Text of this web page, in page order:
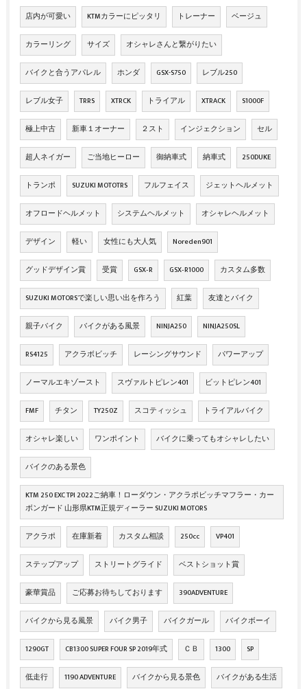
店内が可愛い KTMカラーにピッタリ トレーナー ベージュ
カラーリング サイズ オシャレさんと繋がりたい
バイクと合うアパレル ホンダ GSX-S750 レブル250
レブル女子 TRRS XTRCK トライアル XTRACK S1000F
極上中古 新車１オーナー ２スト インジェクション セル
超人ネイガー ご当地ヒーロー 御納車式 納車式 250DUKE
トランポ SUZUKI MOTOTRS フルフェイス ジェットヘルメット
オフロードヘルメット システムヘルメット オシャレヘルメット
デザイン 軽い 女性にも大人気 Noreden901
グッドデザイン賞 受賞 GSX‐R GSX‐R1000 カスタム多数
SUZUKI MOTORSで楽しい思い出を作ろう 紅葉 友達とバイク
親子バイク バイクがある風景 NINJA250 NINJA250SL
RS4125 アクラボビッチ レーシングサウンド パワーアップ
ノーマルエキゾースト スヴァルトピレン401 ビットピレン401
FMF チタン TY250Z スコティッシュ トライアルバイク
オシャレ楽しい ワンポイント バイクに乗ってもオシャレしたい
バイクのある景色
KTM 250 EXC TPI 2022ご納車！ローダウン・アクラポビッチマフラー・カー
ボンガード 山形県KTM正規ディーラー SUZUKI MOTORS
アクラポ 在庫新着 カスタム相談 250cc VP401
ステップアップ ストリートグライド ベストショット賞
豪華賞品 ご応募お待ちしております 390ADVENTURE
バイクから見る風景 バイク男子 バイクガール バイクボーイ
1290GT CB1300 SUPER FOUR SP 2019年式 ＣＢ 1300 SP
低走行 1190 ADVENTURE バイクから見る景色 バイクがある生活